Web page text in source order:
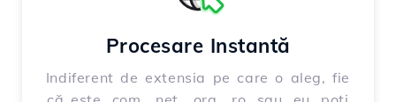
Procesare Instantă
Indiferent de extensia pe care o aleg, fie